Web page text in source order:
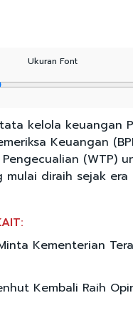
Ukuran Font
kelola keuangan
Keuangan
(WTP)
diraih sejak era
Kementerian
Kembali Raih